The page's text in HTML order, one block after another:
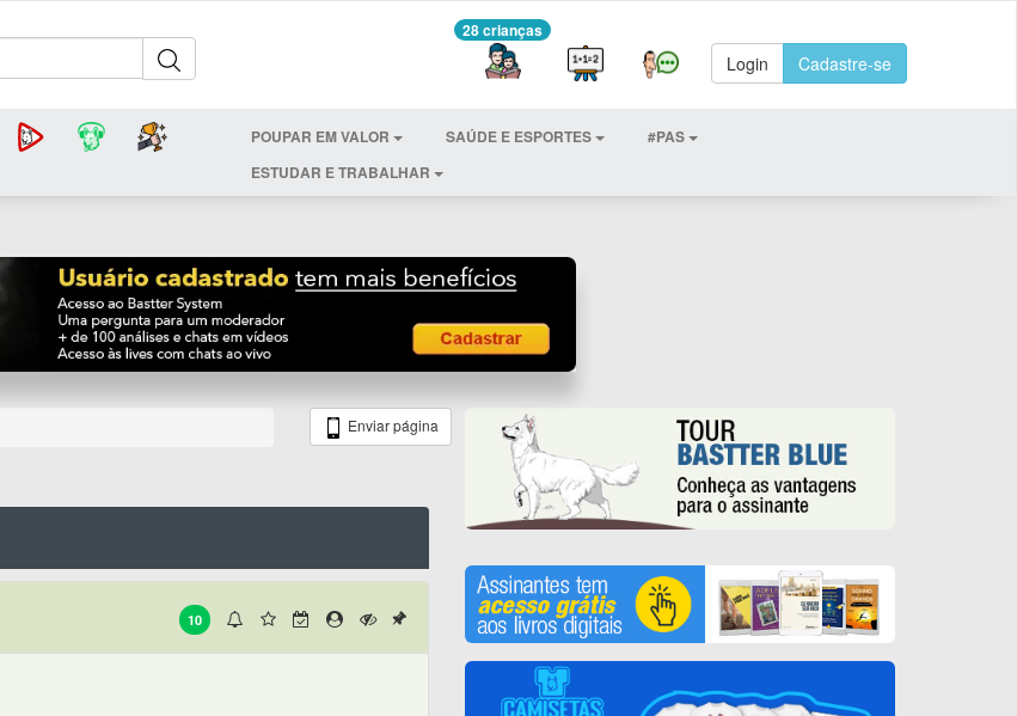
28 crianças
Login Cadastre-se
POUPAR EM VALOR SAÚDE E ESPORTES
#PAS
ESTUDAR E TRABALHAR
Enviar página
10